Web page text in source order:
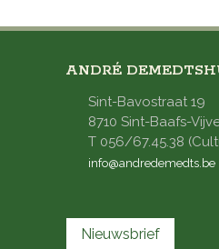
ANDRÉ
Sint-Bavostraat 19
8710 Sint-Baafs-
T 056/67.45.38
info@andredemedts.be
Nieuwsbrief